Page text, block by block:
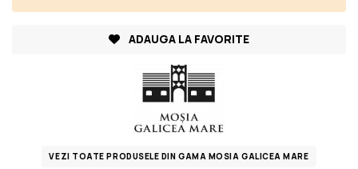
ADAUGA LA FAVORITE
VEZI TOATE PRODUSELE DIN GAMA MOSIA GALICEA MARE